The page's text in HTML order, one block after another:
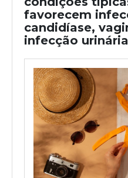
favorecem
candidíase,
infecção urinária